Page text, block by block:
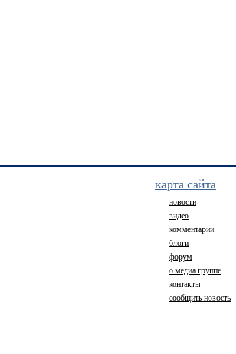
карта сайта
новости
видео
комментарии
блоги
форум
о медиа группе
контакты
сообщить новость